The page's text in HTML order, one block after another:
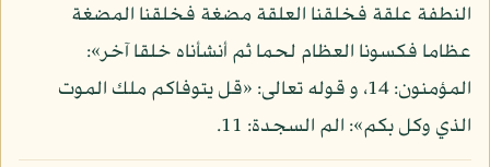
النطفة علقة فخلقنا العلقة مضغة فخلقنا المضغة
عظاما فكسونا العظام لحما ثم أنشأناه خلقا آخر»:
المؤمنون: 14، و قوله تعالى: «قل يتوفاكم ملك الموت
الذي وكل بكم»: الم السجدة: 11.